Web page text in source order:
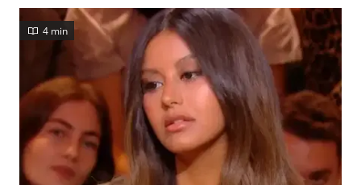
4 min